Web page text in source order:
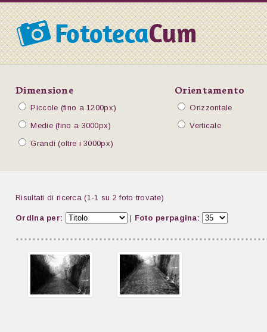
Dimensione Orientamento
Piccole (fino a 1200px)
Orizzontale
Medie (fino a 3000px)
Verticale
Grandi (oltre i 3000px)
Risultati di ricerca (1-1 su 2 foto trovate)
Ordina per: | Foto perpagina: